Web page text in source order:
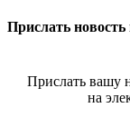
Прислать
Прислать вашу
на